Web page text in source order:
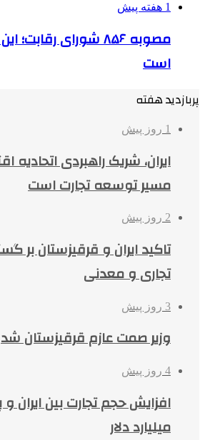
1 هفته پیش
مصوبه ۸۵۶ شورای
است
پربازدید هفته
1 روز پیش
ایران، شریک راهبردی اتحادیه
مسیر توسعه تجارت است
2 روز پیش
تاکید ایران و قرقیزستان
تجاری و معدنی
3 روز پیش
وزیر صمت عازم قرقیزستان شد
4 روز پیش
میلیارد دلار